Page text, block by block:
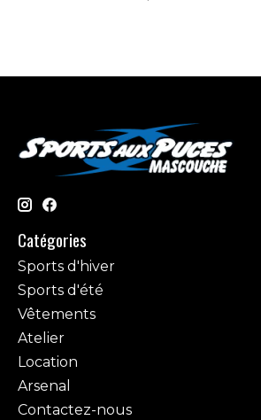
Catégories
Sports d'hiver
Sports d'été
Vêtements
Atelier
Location
Arsenal
Contactez-nous